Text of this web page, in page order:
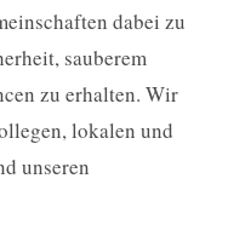
dabei zu
sauberem
zu erhalten. Wir
lokalen und
unseren